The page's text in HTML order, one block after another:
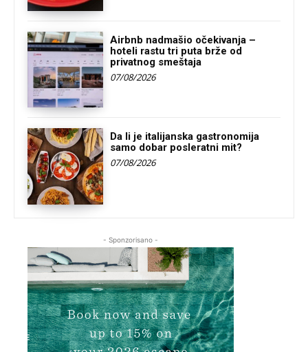
Airbnb nadmašio očekivanja –
hoteli rastu tri puta brže od
privatnog smeštaja
07/08/2026
Da li je italijanska gastronomija
samo dobar posleratni mit?
07/08/2026
- Sponzorisano -